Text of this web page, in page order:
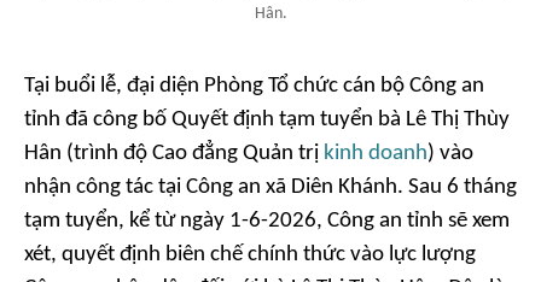
Hân.
Tại buổi lễ, đại diện Phòng Tổ chức cán bộ Công an
tỉnh đã công bố Quyết định tạm tuyển bà Lê Thị Thùy
Hân (trình độ Cao đẳng Quản trị kinh doanh) vào
nhận công tác tại Công an xã Diên Khánh. Sau 6 tháng
tạm tuyển, kể từ ngày 1-6-2026, Công an tỉnh sẽ xem
xét, quyết định biên chế chính thức vào lực lượng